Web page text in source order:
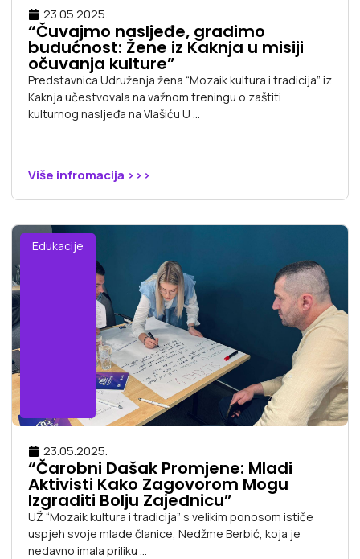
23.05.2025.
“Čuvajmo nasljeđe, gradimo
budućnost: Žene iz Kaknja u misiji
očuvanja kulture”
Predstavnica Udruženja žena “Mozaik kultura i tradicija” iz
Kaknja učestvovala na važnom treningu o zaštiti
kulturnog nasljeđa na Vlašiću U ...
Više infromacija >>>
Edukacije
23.05.2025.
“Čarobni Dašak Promjene: Mladi
Aktivisti Kako Zagovorom Mogu
Izgraditi Bolju Zajednicu”
UŽ “Mozaik kultura i tradicija” s velikim ponosom ističe
uspjeh svoje mlade članice, Nedžme Berbić, koja je
nedavno imala priliku ...